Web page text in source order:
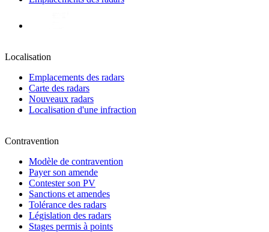
Localisation
Emplacements des radars
Carte des radars
Nouveaux radars
Localisation d'une infraction
Contravention
Modèle de contravention
Payer son amende
Contester son PV
Sanctions et amendes
Tolérance des radars
Législation des radars
Stages permis à points